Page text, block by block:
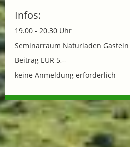
Infos:
19.00 - 20.30 Uhr
Seminarraum Naturladen Gastein
Beitrag EUR 5,--
keine Anmeldung erforderlich